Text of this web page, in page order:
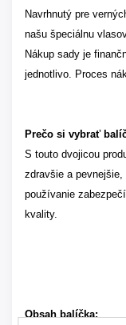
Navrhnutý pre
našu špeciálnu
Nákup sady je
jednotlivo. Proces
Prečo si vybrať
S touto dvojicou
zdravšie a
používanie
kvality.
Obsah balíčka: